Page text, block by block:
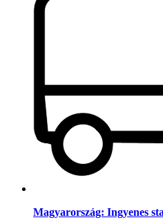
Magyarország: Ingyenes